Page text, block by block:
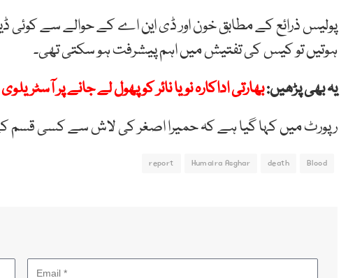
پولیس ذرائع کے مطابق خون اور ڈی این اے کے حوالے سے کوئی
ہوتیں تو کیس کی تفتیش میں اہم پیشرفت ہو سکتی تھی۔
یہ بھی پڑھیں:بھارتی اداکارہ نویا نائر کو پھول لے جانے پر
رپورٹ میں کہا گیا ہے کہ حمیرا اصغر کی لاش سے کسی قسم کے
Blood
death
Humaira Asghar
report